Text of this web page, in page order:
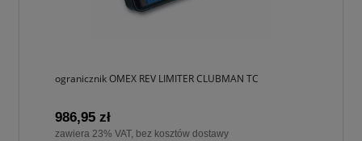
ogranicznik OMEX REV LIMITER CLUBMAN TC
986,95 zł
zawiera 23% VAT, bez kosztów dostawy